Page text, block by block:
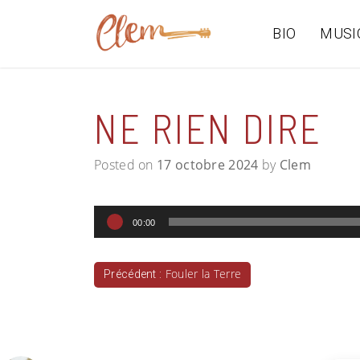
BIO
NE RIEN DIRE
Posted on 17 octobre 2024 by Clem
Lecteur
audio
00:00
NAVIGATION
Précédent : Fouler la Terre